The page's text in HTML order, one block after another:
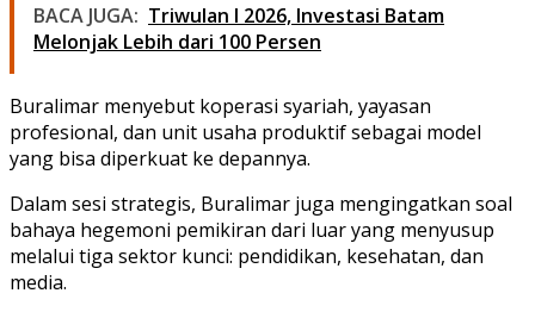
BACA JUGA: Triwulan I 2026, Investasi Batam
Melonjak Lebih dari 100 Persen
Buralimar menyebut koperasi syariah, yayasan
profesional, dan unit usaha produktif sebagai model
yang bisa diperkuat ke depannya.
Dalam sesi strategis, Buralimar juga mengingatkan soal
bahaya hegemoni pemikiran dari luar yang menyusup
melalui tiga sektor kunci: pendidikan, kesehatan, dan
media.